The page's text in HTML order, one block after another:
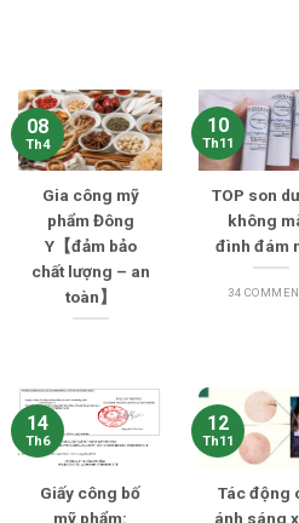
Gia công mỹ
phẩm Đông
Y【đảm bảo
chất lượng – an
toàn】
08
Th4
TOP son
không
đình đám
34
10
Th11
Giấy công bố
mỹ phẩm:
14
Th6
Tác động
ánh sáng
12
Th11